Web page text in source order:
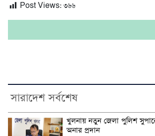
Post Views: ৩৬৬
সারাদেশ সর্বশেষ
খুলনায় নতুন জেলা পুলিশ
অনার প্রদান